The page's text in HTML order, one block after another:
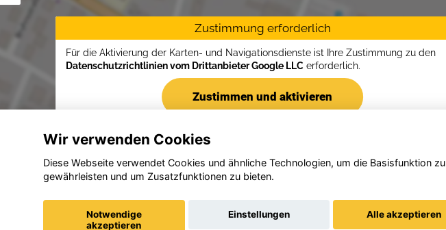
Zustimmung erforderlich
Für die Aktivierung der Karten- und Navigationsdienste ist Ihre Zustimmung zu den
Datenschutzrichtlinien vom Drittanbieter Google LLC erforderlich.
Zustimmen und aktivieren
Wir verwenden Cookies
Diese Webseite verwendet Cookies und ähnliche Technologien, um die Basisfunktion zu
gewährleisten und um Zusatzfunktionen zu bieten.
Notwendige
akzeptieren
Einstellungen Alle akzeptieren